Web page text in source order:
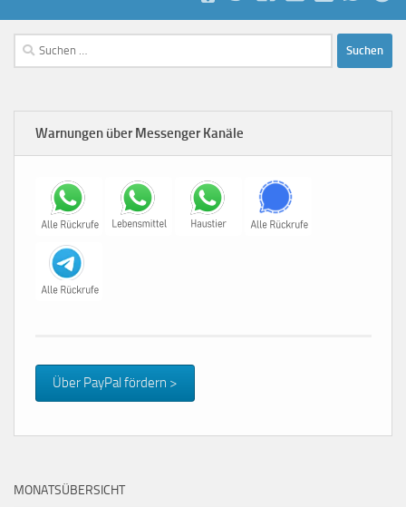
Suchen
nach:
Warnungen über Messenger Kanäle
Über PayPal fördern >
MONATSÜBERSICHT